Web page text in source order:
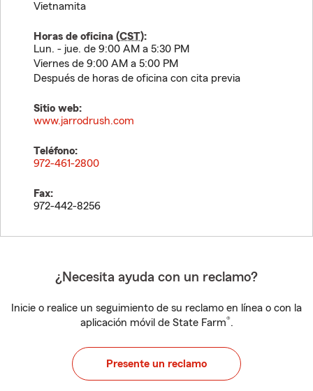
Vietnamita
Horas de oficina (CST):
Lun. - jue. de 9:00 AM a 5:30 PM
Viernes de 9:00 AM a 5:00 PM
Después de horas de oficina con cita previa
Sitio web:
www.jarrodrush.com
Teléfono:
972-461-2800
Fax:
972-442-8256
¿Necesita ayuda con un reclamo?
Inicie o realice un seguimiento de su reclamo en línea o con la
aplicación móvil de State Farm®.
Presente un reclamo